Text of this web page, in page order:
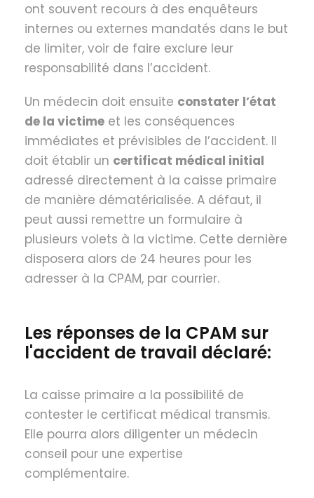
ont souvent recours à des enquêteurs
internes ou externes mandatés dans le but
de limiter, voir de faire exclure leur
responsabilité dans l’accident.
Un médecin doit ensuite constater l’état
de la victime et les conséquences
immédiates et prévisibles de l’accident. Il
doit établir un certificat médical initial
adressé directement à la caisse primaire
de manière dématérialisée. A défaut, il
peut aussi remettre un formulaire à
plusieurs volets à la victime. Cette dernière
disposera alors de 24 heures pour les
adresser à la CPAM, par courrier.
Les réponses de la CPAM sur
l'accident de travail déclaré:
La caisse primaire a la possibilité de
contester le certificat médical transmis.
Elle pourra alors diligenter un médecin
conseil pour une expertise
complémentaire.